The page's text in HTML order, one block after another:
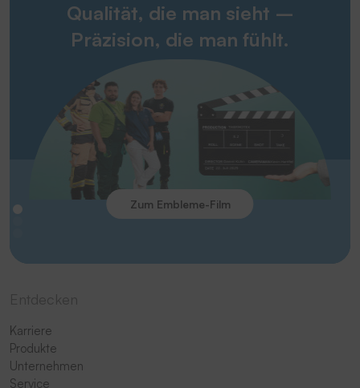
Qualität, die man sieht –
Präzision, die man fühlt.
Zum Embleme-Film
Karriere
Produkte
Unternehmen
Service